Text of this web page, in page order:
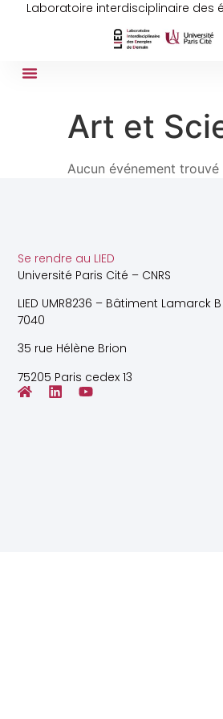
Laboratoire interdisciplinaire des
Art et
Aucun événement trouvé
Se rendre au LIED
Université Paris Cité – CNRS
LIED UMR8236 – Bâtiment Lamarck
7040
35 rue Hélène Brion
75205 Paris cedex 13